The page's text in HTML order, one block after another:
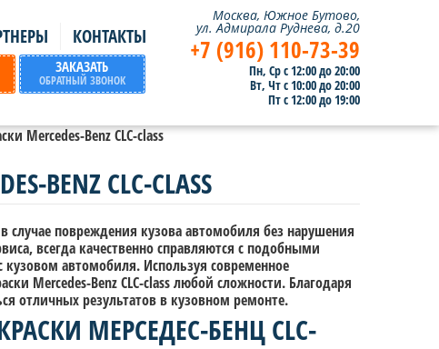
КОНТАКТЫ
ЗАКАЗАТЬ
ОБРАТНЫЙ ЗВОНОК
Москва, Южное Бутово,
ул. Адмирала Руднева, д.20
+7 (916) 110-73-39
Пн, Ср с 12:00 до 20:00
Вт, Чт с 10:00 до 20:00
Пт с 12:00 до 19:00
Mercedes-Benz CLC-сlass
BENZ CLC-СLASS
повреждения кузова автомобиля без нарушения
всегда качественно справляются с подобными
автомобиля. Используя современное
Mercedes-Benz CLC-сlass любой сложности. Благодаря
отличных результатов в кузовном ремонте.
МЕРСЕДЕС-БЕНЦ CLC-